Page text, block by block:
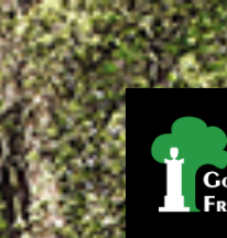
Direkt zum Inhalt